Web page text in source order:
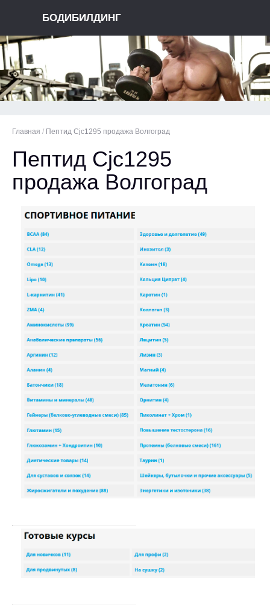
БОДИБИЛДИНГ
Главная / Пептид Cjc1295 продажа Волгоград
Пептид Cjc1295
продажа Волгоград